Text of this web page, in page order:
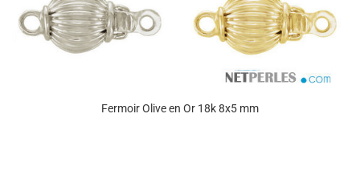
Fermoir Olive en Or 18k 8x5 mm